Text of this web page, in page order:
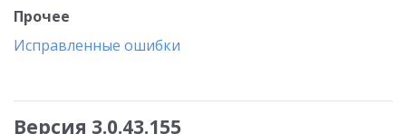
Прочее
Исправленные ошибки
Версия 3.0.43.155